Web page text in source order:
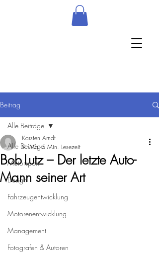
Beitrag
Alle Beiträge
Motorsport
Design
Fahrzeugentwicklung
Motorenentwicklung
Management
Fotografen & Autoren
Alle Beiträge
Bob Lutz – Der letzte Auto-
Mann seiner Art
Karsten Arndt
9. Mai 5 Min. Lesezeit